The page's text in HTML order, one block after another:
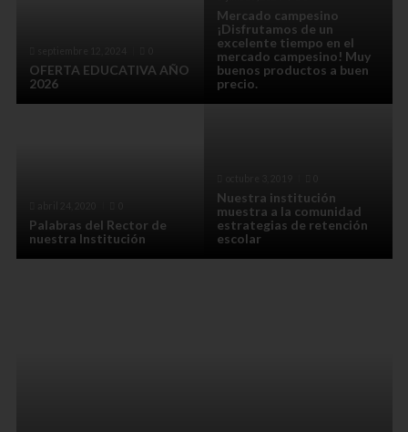
OFERTA EDUCATIVA AÑO
2026
Mercado campesino
¡Disfrutamos de un
excelente tiempo en el
mercado campesino! Muy
buenos productos a buen
precio.
Palabras del Rector de
nuestra Institución
Nuestra institución
muestra a la comunidad
estrategias de retención
escolar